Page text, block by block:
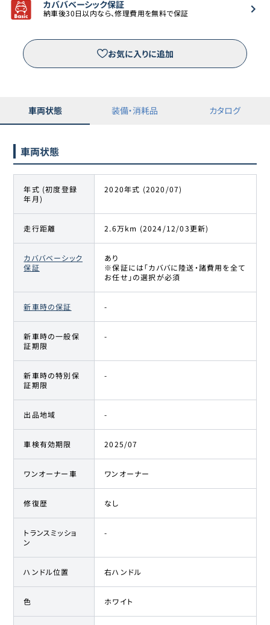
カババベーシック保証
納車後30日以内なら、修理費用を無料で保証
お気に入りに追加
車両状態 装備・消耗品 カタログ
車両状態
年式 (初度登録
年月)
2020年式 (2020/07)
走行距離 2.6万km (2024/12/03更新)
カババベーシック
保証
あり
※保証には「カババに陸送・諸費用を全て
お任せ」の選択が必須
新車時の保証 -
新車時の一般保
証期限
-
新車時の特別保
証期限
-
出品地域 -
車検有効期限 2025/07
ワンオーナー車 ワンオーナー
修復歴 なし
トランスミッショ
ン
-
ハンドル位置 右ハンドル
色 ホワイト